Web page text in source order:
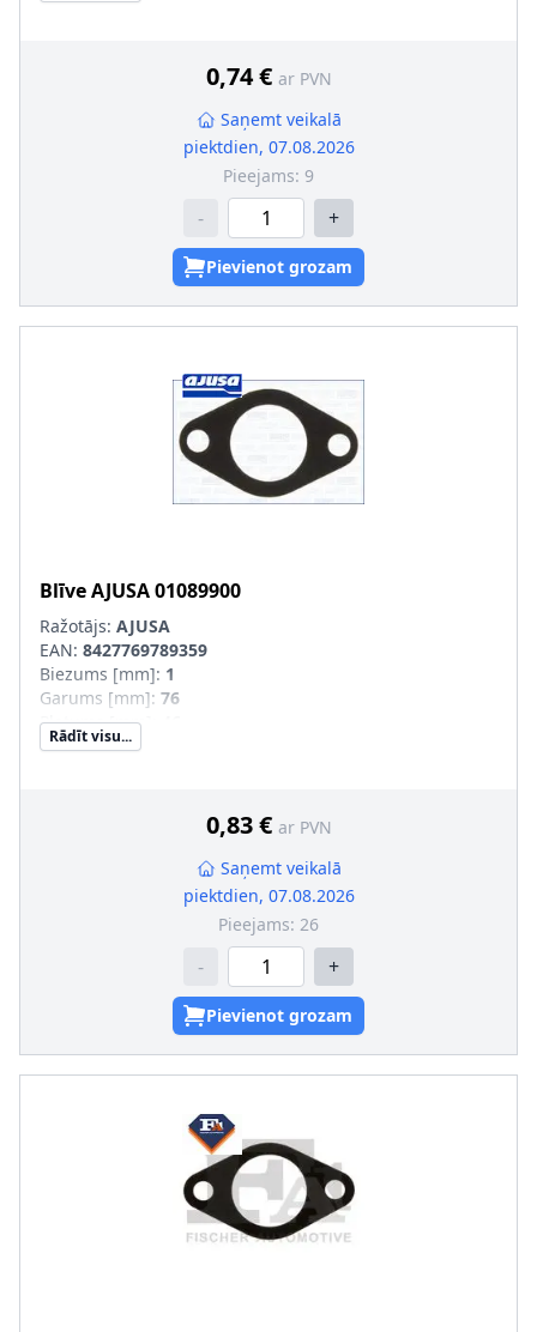
0,74 € ar PVN
Saņemt veikalā
piektdien, 07.08.2026
Pieejams: 9
- +
Pievienot grozam
BlīveAJUSA01089900
Ražotājs: AJUSA
EAN: 8427769789359
Biezums [mm]: 1
Garums [mm]: 76
Platums [mm]
Rādīt visu...
0,83 € ar PVN
Saņemt veikalā
piektdien, 07.08.2026
Pieejams: 26
- +
Pievienot grozam